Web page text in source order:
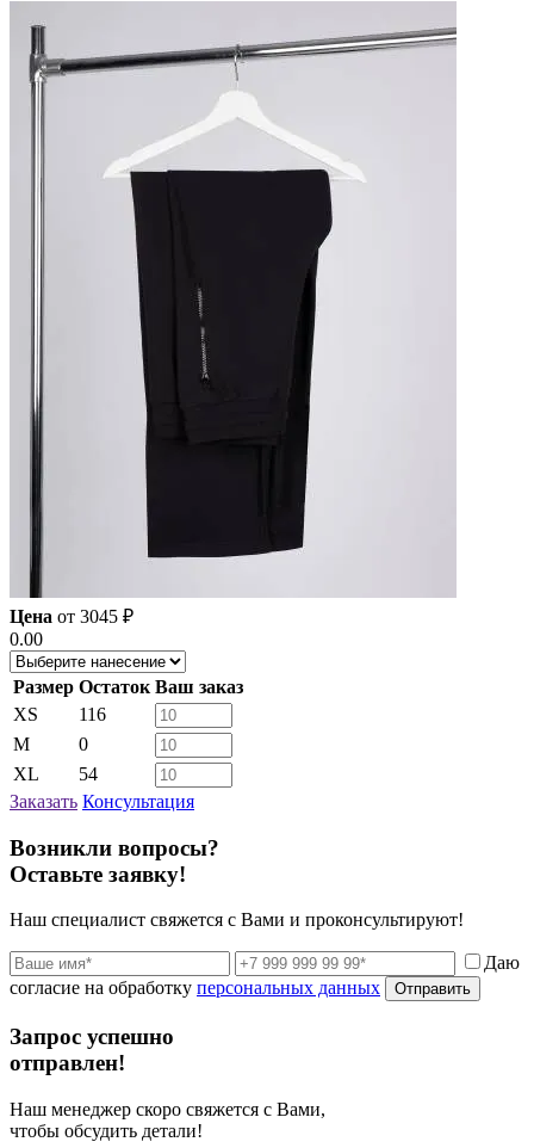
Цена от 3045 ₽
0.00
Размер Остаток Ваш заказ
XS
116
M
0
XL
54
Заказать Консультация
Возникли вопросы?
Оставьте заявку!
Наш специалист свяжется с Вами и проконсультируют!
Даю
согласие на обработку персональных данных Отправить
Запрос успешно
отправлен!
Наш менеджер скоро свяжется с Вами,
чтобы обсудить детали!